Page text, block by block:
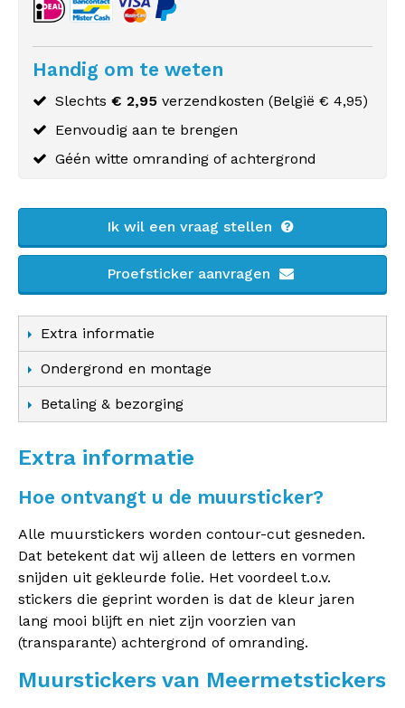
Handig om te weten
Slechts € 2,95 verzendkosten (België € 4,95)
Eenvoudig aan te brengen
Géén witte omranding of achtergrond
Ik wil een vraag stellen
Proefsticker aanvragen
Extra informatie
Ondergrond en montage
Betaling & bezorging
Extra informatie
Hoe ontvangt u de muursticker?
Alle muurstickers worden contour-cut gesneden.
Dat betekent dat wij alleen de letters en vormen
snijden uit gekleurde folie. Het voordeel t.o.v.
stickers die geprint worden is dat de kleur jaren
lang mooi blijft en niet zijn voorzien van
(transparante) achtergrond of omranding.
Muurstickers van Meermetstickers